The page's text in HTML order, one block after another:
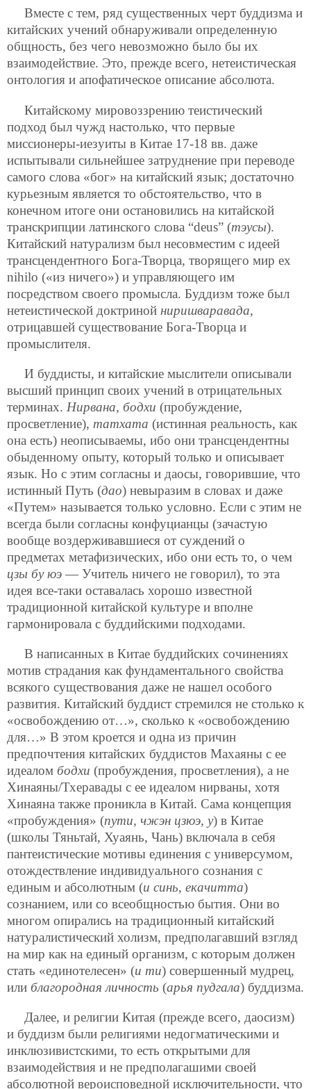
Вместе с тем, ряд существенных черт буддизма и
китайских учений обнаруживали определенную
общность, без чего невозможно было бы их
взаимодействие. Это, прежде всего, нетеистическая
онтология и апофатическое описание абсолюта.
Китайскому мировоззрению теистический
подход был чужд настолько, что первые
миссионеры-иезуиты в Китае 17-18 вв. даже
испытывали сильнейшее затруднение при переводе
самого слова «бог» на китайский язык; достаточно
курьезным является то обстоятельство, что в
конечном итоге они остановились на китайской
транскрипции латинского слова “deus” (тэусы).
Китайский натурализм был несовместим с идеей
трансцендентного Бога-Творца, творящего мир ex
nihilo («из ничего») и управляющего им
посредством своего промысла. Буддизм тоже был
нетеистической доктриной ниришваравада,
отрицавшей существование Бога-Творца и
промыслителя.
И буддисты, и китайские мыслители описывали
высший принцип своих учений в отрицательных
терминах. Нирвана, бодхи (пробуждение,
просветление), татхата (истинная реальность, как
она есть) неописываемы, ибо они трансцендентны
обыденному опыту, который только и описывает
язык. Но с этим согласны и даосы, говорившие, что
истинный Путь (дао) невыразим в словах и даже
«Путем» называется только условно. Если с этим не
всегда были согласны конфуцианцы (зачастую
вообще воздерживавшиеся от суждений о
предметах метафизических, ибо они есть то, о чем
цзы бу юэ — Учитель ничего не говорил), то эта
идея все-таки оставалась хорошо известной
традиционной китайской культуре и вполне
гармонировала с буддийскими подходами.
В написанных в Китае буддийских сочинениях
мотив страдания как фундаментального свойства
всякого существования даже не нашел особого
развития. Китайский буддист стремился не столько к
«освобождению от…», сколько к «освобождению
для…» В этом кроется и одна из причин
предпочтения китайских буддистов Махаяны с ее
идеалом бодхи (пробуждения, просветления), а не
Хинаяны/Тхеравады с ее идеалом нирваны, хотя
Хинаяна также проникла в Китай. Сама концепция
«пробуждения» (пути, чжэн цзюэ, у) в Китае
(школы Тяньтай, Хуаянь, Чань) включала в себя
пантеистические мотивы единения с универсумом,
отождествление индивидуального сознания с
единым и абсолютным (и синь, екачитта)
сознанием, или со всеобщностью бытия. Они во
многом опирались на традиционный китайский
натуралистический холизм, предполагавший взгляд
на мир как на единый организм, с которым должен
стать «единотелесен» (и ти) совершенный мудрец,
или благородная личность (арья пудгала) буддизма.
Далее, и религии Китая (прежде всего, даосизм)
и буддизм были религиями недогматическими и
инклюзивистскими, то есть открытыми для
взаимодействия и не предполагашими своей
абсолютной вероисповедной исключительности, что